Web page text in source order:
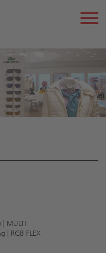
MULTI
| RGB FLEX